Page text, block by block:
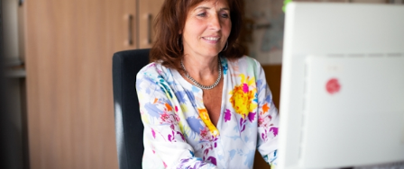
Sozialdienste & Zuweisende
Erweiterte Suche
Gebärdensprache
Leichte Sprache